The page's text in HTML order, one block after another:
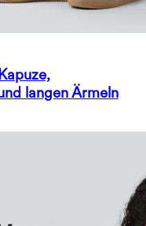
langen Ärmeln